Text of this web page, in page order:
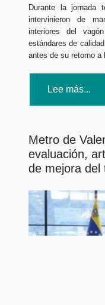
Durante la jornada
intervinieron de
interiores del
estándares de
antes de su retorno a
Lee más...
Metro de
evaluación,
de mejora del